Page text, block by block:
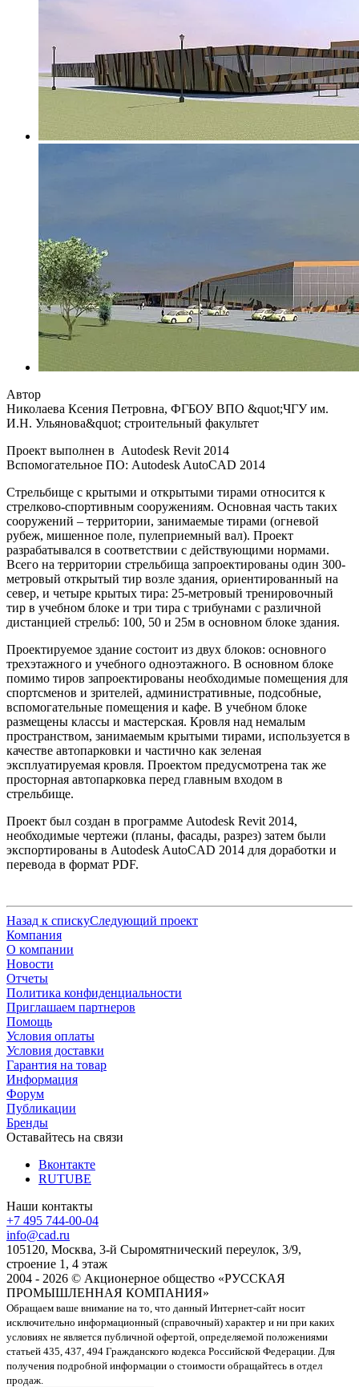
Автор
Николаева Ксения Петровна, ФГБОУ ВПО &quot;ЧГУ им.
И.Н. Ульянова&quot; строительный факультет
Проект выполнен в Autodesk Revit 2014
Вспомогательное ПО: Autodesk AutoCAD 2014
Стрельбище с крытыми и открытыми тирами относится к
стрелково-спортивным сооружениям. Основная часть таких
сооружений – территории, занимаемые тирами (огневой
рубеж, мишенное поле, пулеприемный вал). Проект
разрабатывался в соответствии с действующими нормами.
Всего на территории стрельбища запроектированы один 300-
метровый открытый тир возле здания, ориентированный на
север, и четыре крытых тира: 25-метровый тренировочный
тир в учебном блоке и три тира с трибунами с различной
дистанцией стрельб: 100, 50 и 25м в основном блоке здания.
Проектируемое здание состоит из двух блоков: основного
трехэтажного и учебного одноэтажного. В основном блоке
помимо тиров запроектированы необходимые помещения для
спортсменов и зрителей, административные, подсобные,
вспомогательные помещения и кафе. В учебном блоке
размещены классы и мастерская. Кровля над немалым
пространством, занимаемым крытыми тирами, используется в
качестве автопарковки и частично как зеленая
эксплуатируемая кровля. Проектом предусмотрена так же
просторная автопарковка перед главным входом в
стрельбище.
Проект был создан в программе Autodesk Revit 2014,
необходимые чертежи (планы, фасады, разрез) затем были
экспортированы в Autodesk AutoCAD 2014 для доработки и
перевода в формат PDF.
Назад к спискуСледующий проект
Компания
О компании
Новости
Отчеты
Политика конфиденциальности
Приглашаем партнеров
Помощь
Условия оплаты
Условия доставки
Гарантия на товар
Информация
Форум
Публикации
Бренды
Оставайтесь на связи
Вконтакте
RUTUBE
Наши контакты
+7 495 744-00-04
info@cad.ru
105120, Москва, 3-й Сыромятнический переулок, 3/9,
строение 1, 4 этаж
2004 - 2026 © Акционерное общество «РУССКАЯ
ПРОМЫШЛЕННАЯ КОМПАНИЯ»
Обращаем ваше внимание на то, что данный Интернет-сайт носит
исключительно информационный (справочный) характер и ни при каких
условиях не является публичной офертой, определяемой положениями
статьей 435, 437, 494 Гражданского кодекса Российской Федерации. Для
получения подробной информации о стоимости обращайтесь в отдел
продаж.